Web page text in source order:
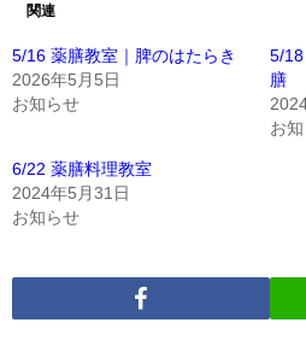
関連
5/16 薬膳教室｜脾のはたらき
2026年5月5日
お知らせ
5/
膳
お
6/22 薬膳料理教室
2024年5月31日
お知らせ